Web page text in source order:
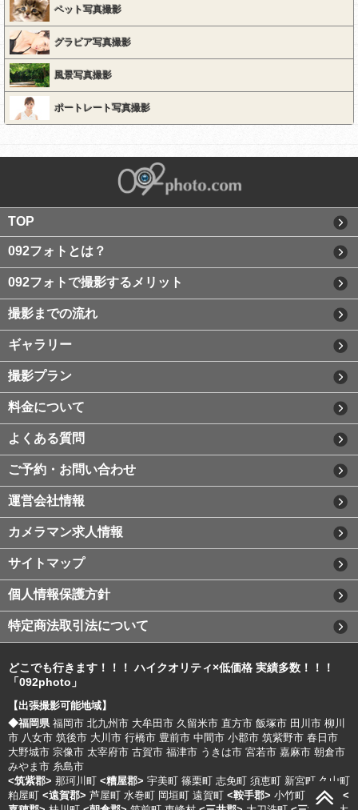
ペット写真撮影
グラビア写真撮影
風景写真撮影
ポートレート写真撮影
TOP
092フォトとは？
092フォトで撮影するメリット
撮影までの流れ
ギャラリー
撮影プラン
料金について
よくある質問
ご予約・お問い合わせ
運営会社情報
カメラマン求人情報
サイトマップ
個人情報保護方針
特定商法取引法について
どこでも行きます！！！ ハイクオリティ×低価格 実績多数！！！
「092photo」
【出張撮影可能地域】
◆福岡県 福岡市 北九州市 大牟田市 久留米市 直方市 飯塚市 田川市 柳川
市 八女市 筑後市 大川市 行橋市 豊前市 中間市 小郡市 筑紫野市 春日市
大野城市 宗像市 太宰府市 古賀市 福津市 うきは市 宮若市 嘉麻市 朝倉市
みやま市 糸島市
<筑紫郡> 那珂川町 <糟屋郡> 宇美町 篠栗町 志免町 須恵町 新宮町 久山町
粕屋町 <遠賀郡> 芦屋町 水巻町 岡垣町 遠賀町 <鞍手郡> 小竹町 鞍手町
<